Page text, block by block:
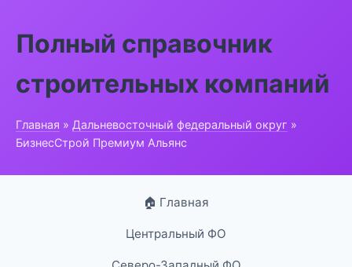
Полный справочник
строительных компаний
Главная » Дальневосточный федеральный округ »
БизнесСтрой Премиум Альянс
🏠 Главная
Центральный ФО